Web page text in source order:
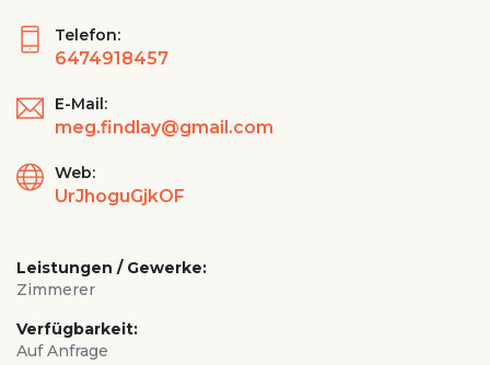
Telefon:
6474918457
E-Mail:
meg.findlay@gmail.com
Web:
UrJhoguGjkOF
Leistungen / Gewerke:
Zimmerer
Verfügbarkeit:
Auf Anfrage